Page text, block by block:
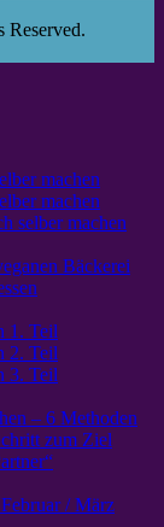
Reserved.
machen
machen
selber machen
Bäckerei
1. Teil
2. Teil
3. Teil
– 6 Methoden
zum Ziel
/ März